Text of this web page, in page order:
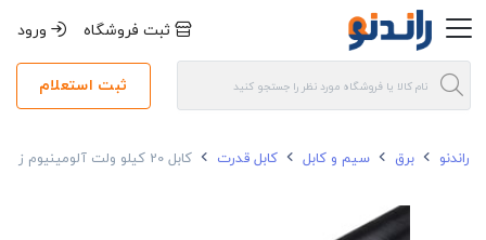
ثبت فروشگاه ورود
ثبت استعلام
راندنو برق سیم و کابل کابل قدرت کابل 20 کیلو ولت آلومینیوم زره دار150*1 متال